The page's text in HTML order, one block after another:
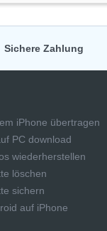
Sichere Zahlung
iPhone übertragen
PC download
wiederherstellen
löschen
sichern
auf iPhone